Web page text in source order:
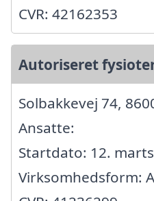
CVR: 42162353
Autoriseret
Solbakkevej 74,
Ansatte:
Startdato: 12.
Virksomhedsform: